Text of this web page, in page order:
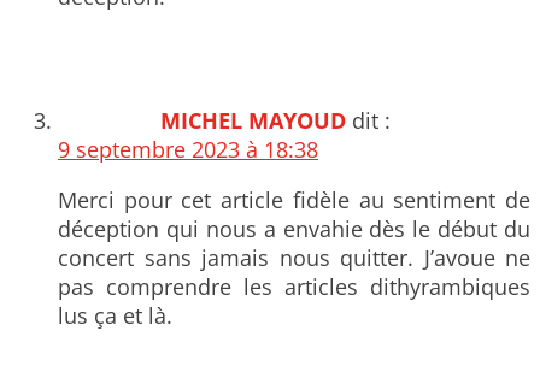
MICHEL MAYOUD dit :
9 septembre 2023 à 18:38
Merci pour cet article fidèle au sentiment de
déception qui nous a envahie dès le début du
concert sans jamais nous quitter. J’avoue ne
pas comprendre les articles dithyrambiques
lus ça et là.